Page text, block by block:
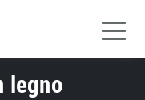
legno